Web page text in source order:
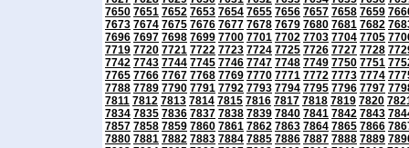
7650 7651 7652 7653 7654 7655 7656 7657 7658 7659
7673 7674 7675 7676 7677 7678 7679 7680 7681 7682
7696 7697 7698 7699 7700 7701 7702 7703 7704 7705
7719 7720 7721 7722 7723 7724 7725 7726 7727 7728
7742 7743 7744 7745 7746 7747 7748 7749 7750 7751
7765 7766 7767 7768 7769 7770 7771 7772 7773 7774
7788 7789 7790 7791 7792 7793 7794 7795 7796 7797
7811 7812 7813 7814 7815 7816 7817 7818 7819 7820
7834 7835 7836 7837 7838 7839 7840 7841 7842 7843
7857 7858 7859 7860 7861 7862 7863 7864 7865 7866
7880 7881 7882 7883 7884 7885 7886 7887 7888 7889